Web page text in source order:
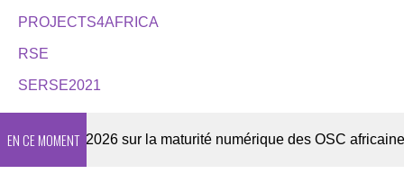
PROJECTS4AFRICA
RSE
SERSE2021
EN CE MOMENT2026 sur la maturité numérique des OSC africaines